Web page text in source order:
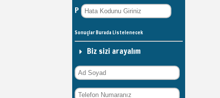
P
Sonuçlar Burada Listelenecek
Biz sizi arayalım